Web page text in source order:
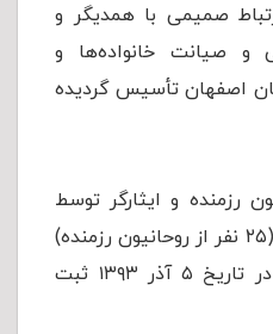
صمیمی با همدیگر و
و صیانت خانواده‌ها و
اصفهان تأسیس گردیده
رزمنده و ایثارگر توسط
نمایندگان هیئت مؤسس (۲۵ نفر از روحانیون رزمنده)
تنظیم و با شماره ۴۱۵۸ در تاریخ ۵ آذر ۱۳۹۳ ثبت